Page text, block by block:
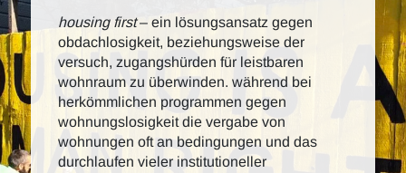
housing first– ein lösungsansatz gegen
obdachlosigkeit, beziehungsweise der
versuch, zugangshürden für leistbaren
wohnraum zu überwinden. während bei
herkömmlichen programmen gegen
wohnungslosigkeit die vergabe von
wohnungen oft an bedingungen und das
durchlaufen vieler institutioneller